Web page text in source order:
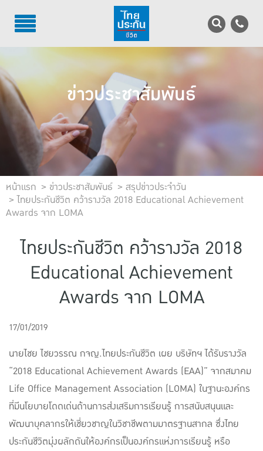
TH EN
บริการลูกค้า
บริการตัวแทน
รู้จักไทยประกันชีวิต
นักลงทุนสัมพันธ์
เพื่อสังคมไทย
ติดต่อไทยประกันชีวิต
บทความ
แบบประกันทั้งหมด
แบบประกันที่เหมาะกับช่วงอายุ
เปรียบเทียบแบบประกัน
เลือกแบบประกันที่เหมาะกับคุณ
TL Learning Center
ข่าวประชาสัมพันธ์
หน้าแรก ข่าวประชาสัมพันธ์
สรุปข่าวประจำวัน
ไทยประกันชีวิต คว้ารางวัล 2018 Educational Achievement
Awards จาก LOMA
ไทยประกันชีวิต คว้ารางวัล 2018
Educational Achievement
Awards จาก LOMA
17/01/2019
นายไชย ไชยวรรณ กจญ.ไทยประกันชีวิต เผย บริษัทฯ ได้รับรางวัล
“2018 Educational Achievement Awards (EAA)” จากสมาคม
Life Office Management Association (LOMA) ในฐานะองค์กร
ที่มีนโยบายโดดเด่นด้านการส่งเสริมการเรียนรู้ การสนับสนุนและ
พัฒนาบุคลากรให้เชี่ยวชาญในวิชาชีพตามมาตรฐานสากล ซึ่งไทย
ประกันชีวิตมุ่งผลักดันให้องค์กรเป็นองค์กรแห่งการเรียนรู้ หรือ